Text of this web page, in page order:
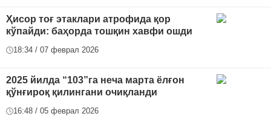
Ҳисор тоғ этаклари атрофида қор
кўпайди: баҳорда тошқин хавфи ошди
18:34 / 07 феврал 2026
2025 йилда “103”га неча марта ёлғон
қўнғироқ қилингани очиқланди
16:48 / 05 феврал 2026